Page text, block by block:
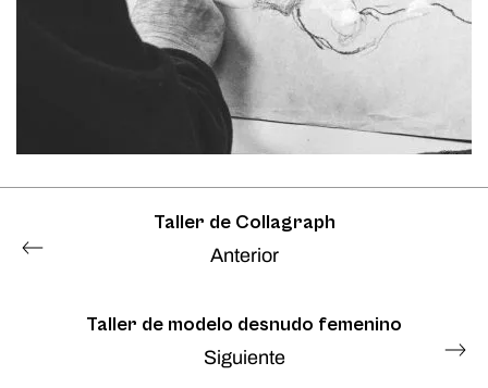
Taller de Collagraph
Anterior
Taller de modelo desnudo femenino
Siguiente